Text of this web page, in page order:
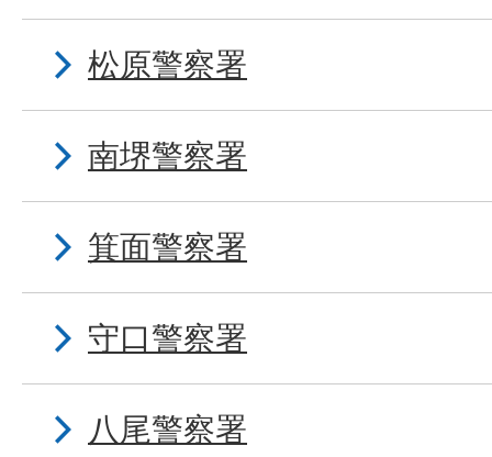
松原警察署
南堺警察署
箕面警察署
守口警察署
八尾警察署